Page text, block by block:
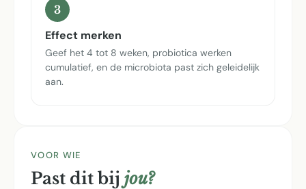
3
Effect merken
Geef het 4 tot 8 weken, probiotica werken
cumulatief, en de microbiota past zich geleidelijk
aan.
VOOR WIE
Past dit bij jou?